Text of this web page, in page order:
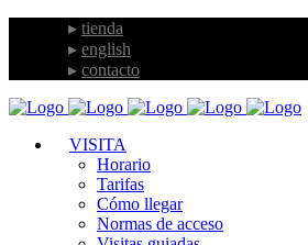
tienda
english
contacto
VISITA
Horario
Tarifas
Cómo llegar
Normas de acceso